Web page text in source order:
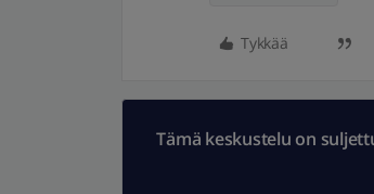
Tykkää
Tämä keskustelu on